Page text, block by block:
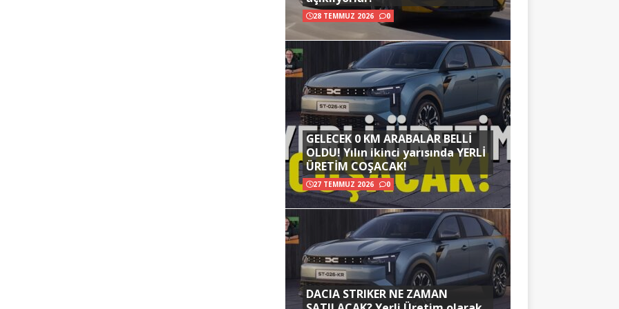
28 TEMMUZ 2026 0
GELECEK 0 KM ARABALAR BELLİ
OLDU! Yılın ikinci yarısında YERLİ
ÜRETİM COŞACAK!
27 TEMMUZ 2026 0
DACIA STRIKER NE ZAMAN